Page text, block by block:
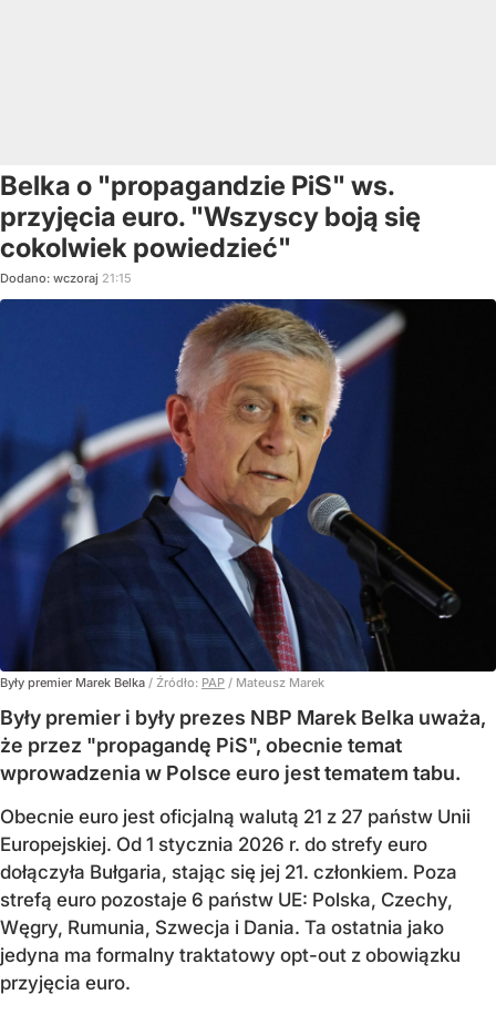
Belka o "propagandzie PiS" ws.
przyjęcia euro. "Wszyscy boją się
cokolwiek powiedzieć"
Dodano: wczoraj 21:15
Były premier Marek Belka / Źródło: PAP / Mateusz Marek
Były premier i były prezes NBP Marek Belka uważa,
że przez "propagandę PiS", obecnie temat
wprowadzenia w Polsce euro jest tematem tabu.
Obecnie euro jest oficjalną walutą 21 z 27 państw Unii
Europejskiej. Od 1 stycznia 2026 r. do strefy euro
dołączyła Bułgaria, stając się jej 21. członkiem. Poza
strefą euro pozostaje 6 państw UE: Polska, Czechy,
Węgry, Rumunia, Szwecja i Dania. Ta ostatnia jako
jedyna ma formalny traktatowy opt-out z obowiązku
przyjęcia euro.